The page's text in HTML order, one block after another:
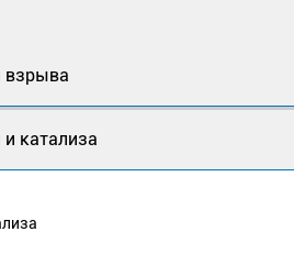
взрыва
катализа